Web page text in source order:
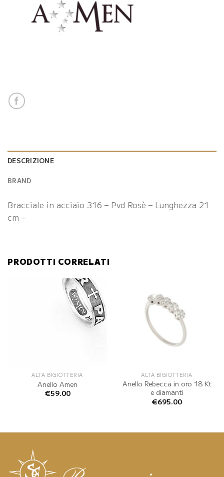
DESCRIZIONE
BRAND
Bracciale in acciaio 316 – Pvd Rosè – Lunghezza 21
cm –
PRODOTTI CORRELATI
ALTA BIGIOTTERIA
Anello Amen
€59.00
ALTA BIGIOTTERIA
Anello Rebecca in oro 18 Kt
e diamanti
€695.00